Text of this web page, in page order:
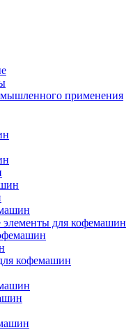
применения
для кофемашин
кофемашин